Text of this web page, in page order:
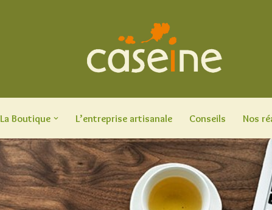
La Boutique L’entreprise artisanale Conseils Nos